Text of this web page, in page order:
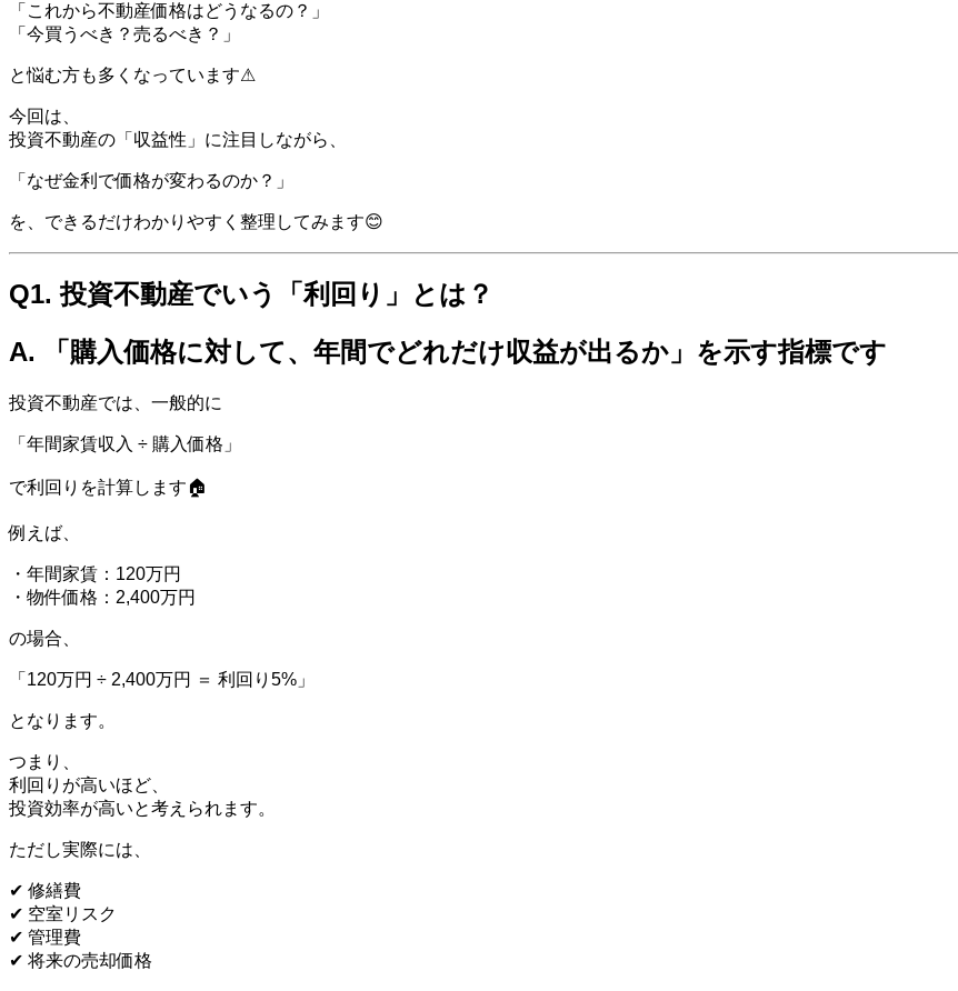
「これから不動産価格はどうなるの？」
「今買うべき？売るべき？」
と悩む方も多くなっています⚠
今回は、
投資不動産の「収益性」に注目しながら、
「なぜ金利で価格が変わるのか？」
を、できるだけわかりやすく整理してみます😊
Q1. 投資不動産でいう「利回り」とは？
A. 「購入価格に対して、年間でどれだけ収益が出るか」を示す指標です
投資不動産では、一般的に
「年間家賃収入 ÷ 購入価格」
で利回りを計算します🏠
例えば、
・年間家賃：120万円
・物件価格：2,400万円
の場合、
「120万円 ÷ 2,400万円 ＝ 利回り5%」
となります。
つまり、
利回りが高いほど、
投資効率が高いと考えられます。
ただし実際には、
✔ 修繕費
✔ 空室リスク
✔ 管理費
✔ 将来の売却価格